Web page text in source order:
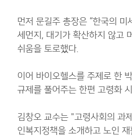
먼저 문길주 총장은 “한국의
세먼지, 대기가 확산하지 않고
쉬움을 토로했다.
이어 바이오헬스를 주제로 한
규제를 풀어주는 한편 고령화
김창오 교수는 "고령사회의 과
인복지정책을 소개하고 노인